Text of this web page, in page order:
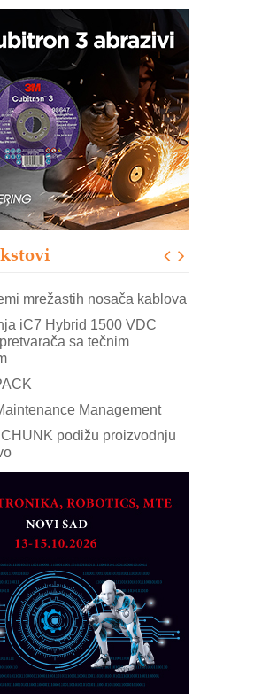
bez složenih
kao dugoročna korist
na prvom mestu!
- više od 40 godina
u industriji
ADVANCED INDICATOR
signalizacija za efikasnije
mašinama
Apex V PLUS: Nova
mrežastih nosača kablova
iC7 Hybrid 1500 VDC
sa tečnim
Management
podižu proizvodnju
i mašine za savremena
d.o.o.- vaš pouzdan
svoju toplinsku
pravca MINI-
standard metrologije
u Srbiji